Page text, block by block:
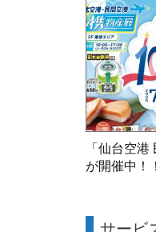
「仙台空港
が開催中！！